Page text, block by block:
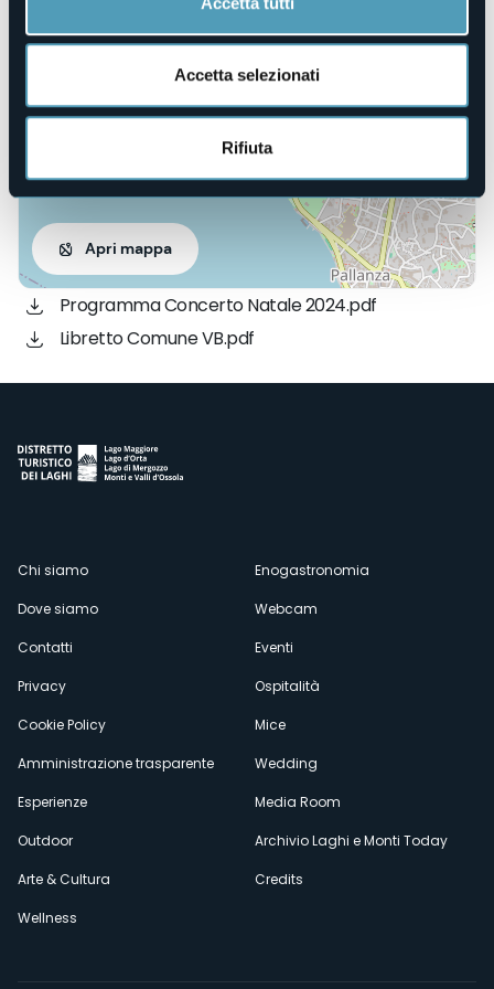
Accetta selezionati
Rifiuta
Apri mappa
Programma Concerto Natale 2024.pdf
Libretto Comune VB.pdf
Menù
secondario
Chi siamo
Dove siamo
Contatti
Privacy
Cookie Policy
Amministrazione trasparente
Esperienze
Outdoor
Arte & Cultura
Wellness
Enogastronomia
Webcam
Eventi
Ospitalità
Mice
Wedding
Media Room
Archivio Laghi e Monti Today
Credits